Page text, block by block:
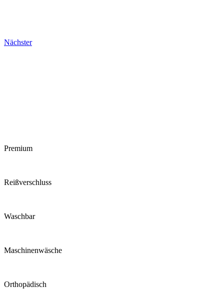
Nächster
Premium
Reiß­verschluss
Waschbar
Maschinen­wäsche
Ortho­pädisch